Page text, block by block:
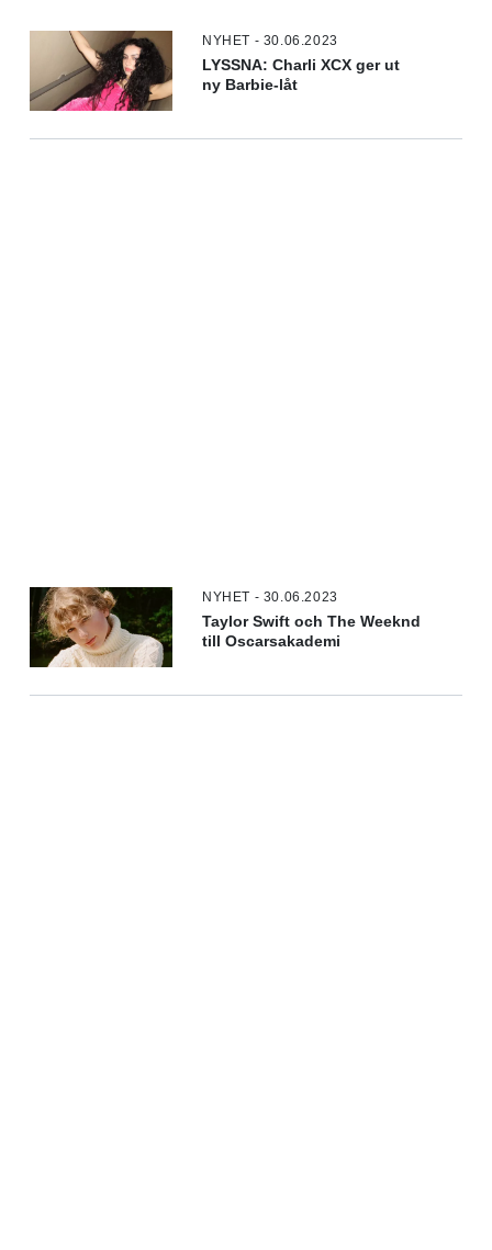
NYHET - 30.06.2023
LYSSNA: Charli XCX ger ut
ny Barbie-låt
NYHET - 30.06.2023
Taylor Swift och The Weeknd
till Oscarsakademi